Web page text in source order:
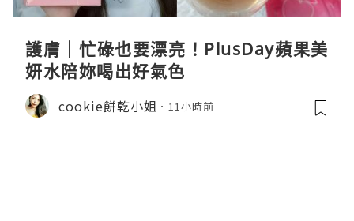
護膚｜忙碌也要漂亮！PlusDay蘋果美
妍水陪妳喝出好氣色
cookie餅乾小姐 11小時前